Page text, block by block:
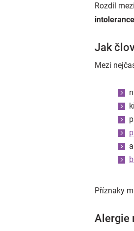
Rozdíl
Jak
Mezi
Příznaky
Alergie